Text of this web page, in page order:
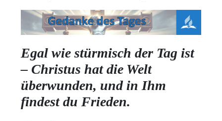
Egal wie stürmisch der Tag ist
– Christus hat die Welt
überwunden, und in Ihm
findest du Frieden.